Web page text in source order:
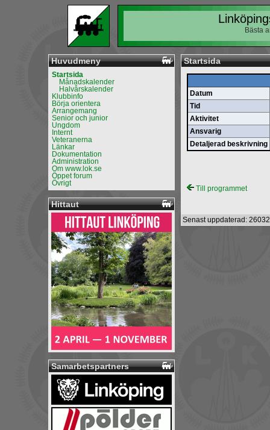
Bästa
Huvudmeny
Startsida
Månadskalender
Halvårskalender
Klubbinfo
Börja orientera
Arrangemang
Senior och junior
Ungdom
Internt
Veteranerna
Länkar
Dokumentation
Administration
Om www.lok.se
Öppet forum
Övrigt
Hittaut
Samarbetspartners
Startsida
Datum
Tid
Aktivitet
Ansvarig
Detaljerad beskrivning
Till programmet
Senast uppdaterad: